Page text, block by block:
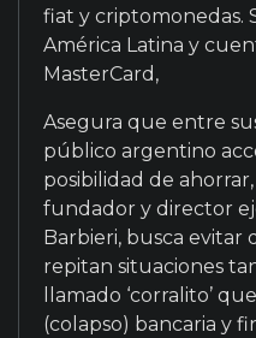
fiat y criptomonedas.
América Latina y
MasterCard,
Asegura que entre
público argentino
posibilidad de
fundador y director
Barbieri, busca evitar
repitan situaciones
llamado ‘corralito’
(colapso) bancaria y